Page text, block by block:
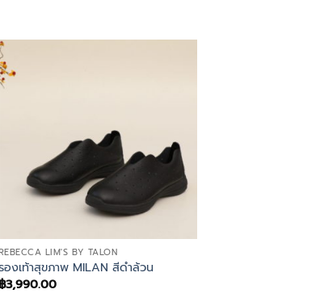
LIM'S BY TALON
องเท้าสุขภาพ MILAN สีดำล้วน
3,990.00